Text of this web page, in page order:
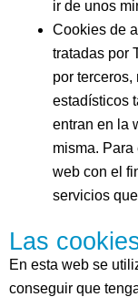
ir de unos
Cookies de
tratadas por
por
estadísticos
entran en la
misma.
web con el
servicios
Las
En esta web se
conseguir que